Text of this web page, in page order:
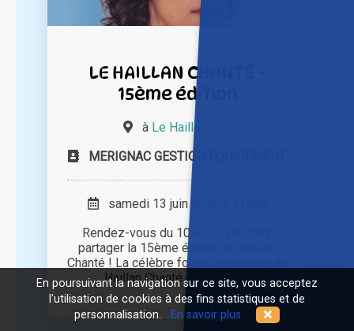
LE HAILLAN CHANTÉ -
15ème édition
à Le Haillan (33)
MERIGNAC GESTION EQUIPEMENT
samedi 13 juin 2026 à 21h00
Rendez-vous du 10 au 13 juin pour
partager la 15ème édition du Haillan
Chanté ! La célèbre formule magique du
Haillan Chanté c'est : un [...]
En poursuivant la navigation sur ce site, vous acceptez
l'utilisation de cookies à des fins statistiques et de
personnalisation.
En savoir plus